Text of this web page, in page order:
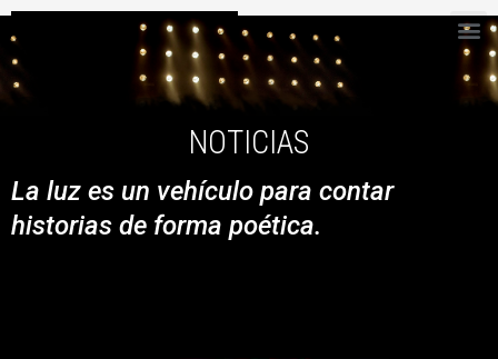
NOTICIAS
La luz es un vehículo para contar
historias de forma poética.